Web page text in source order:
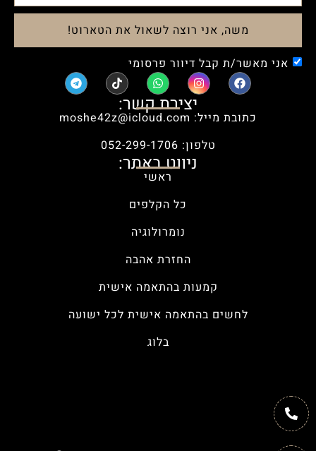
ניווט באתר:
ראשי
כל הקלפים
נומרולוגיה
החזרת אהבה
קמעות בהתאמה אישית
לחשים בהתאמה אישית לכל ישועה
בלוג
יצירת קשר:
כתובת מייל: moshe42z@icloud.com
טלפון: 052-299-1706
אני מאשר/ת קבל דיוור פרסומי
משה, אני רוצה לשאול את הטארוט!